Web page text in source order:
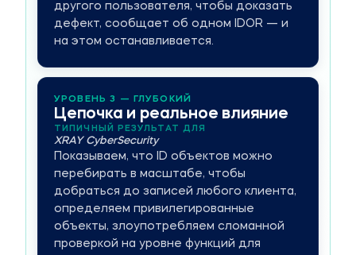
другого пользователя, чтобы доказать
дефект, сообщает об одном IDOR — и
на этом останавливается.
УРОВЕНЬ 3 — ГЛУБОКИЙ
Цепочка и реальное влияние
ТИПИЧНЫЙ РЕЗУЛЬТАТ ДЛЯ
XRAY CyberSecurity
Показываем, что ID объектов можно
перебирать в масштабе, чтобы
добраться до записей любого клиента,
определяем привилегированные
объекты, злоупотребляем сломанной
проверкой на уровне функций для